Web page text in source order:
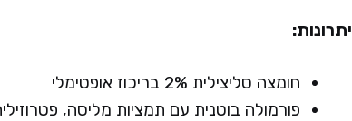
יתרונות:
חומצה סליצילית 2% בריכוז אופטימלי
פורמולה בוטנית עם תמציות מליסה,